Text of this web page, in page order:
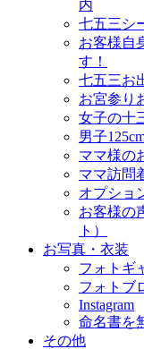
内
七五三シ
お客様自
す！
七五三お
お宮参り
女子の十
男子
ママ様の
ママ訪問
オプショ
お客様の
ト）
お写真・衣装
フォトギ
フォトブ
Instagram
命名書を
その他